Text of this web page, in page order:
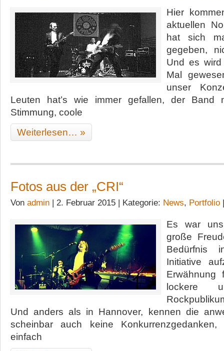
Hier
aktuellen
hat sich
gegeben,
Und es
Mal
unser
Leuten hat’s wie immer gefallen, der Band
Stimmung, coole
Weiterlesen… »
Fotos aus der „CRI“
Von admin | 2. Februar 2015 | Kategorie: News, Portfolio
Es war
große
Bedürfnis
Initiative
Erwähnung
lockere
Und anders als in Hannover, kennen die
scheinbar auch keine
einfach